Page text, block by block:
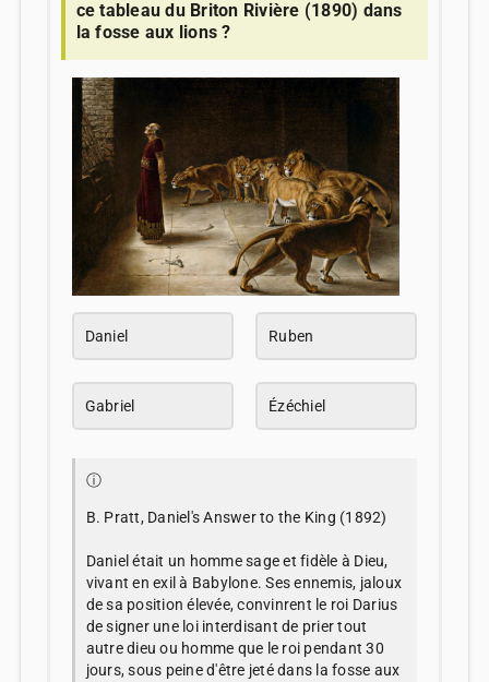
ce tableau du Briton Rivière (1890) dans
la fosse aux lions ?
Daniel Ruben
Gabriel Ézéchiel
ⓘ
B. Pratt, Daniel's Answer to the King (1892)
Daniel était un homme sage et fidèle à Dieu,
vivant en exil à Babylone. Ses ennemis, jaloux
de sa position élevée, convinrent le roi Darius
de signer une loi interdisant de prier tout
autre dieu ou homme que le roi pendant 30
jours, sous peine d'être jeté dans la fosse aux